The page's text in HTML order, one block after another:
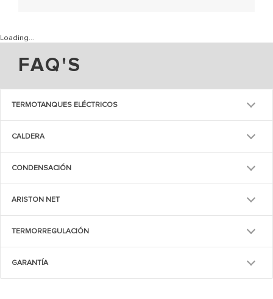
Loading...
FAQ'S
TERMOTANQUES ELÉCTRICOS
CALDERA
CONDENSACIÓN
ARISTON NET
TERMORREGULACIÓN
GARANTÍA